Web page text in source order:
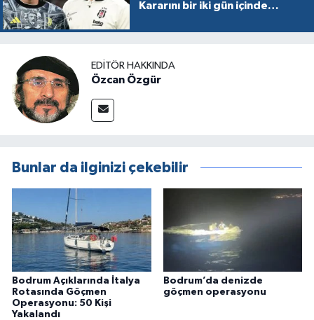
Kararını bir iki gün içinde
EDITÖR HAKKINDA
Özcan Özgür
Bunlar da ilginizi çekebilir
Bodrum Açıklarında İtalya
Rotasında Göçmen
Operasyonu: 50 Kişi
Yakalandı
Bodrum’da denizde
göçmen operasyonu